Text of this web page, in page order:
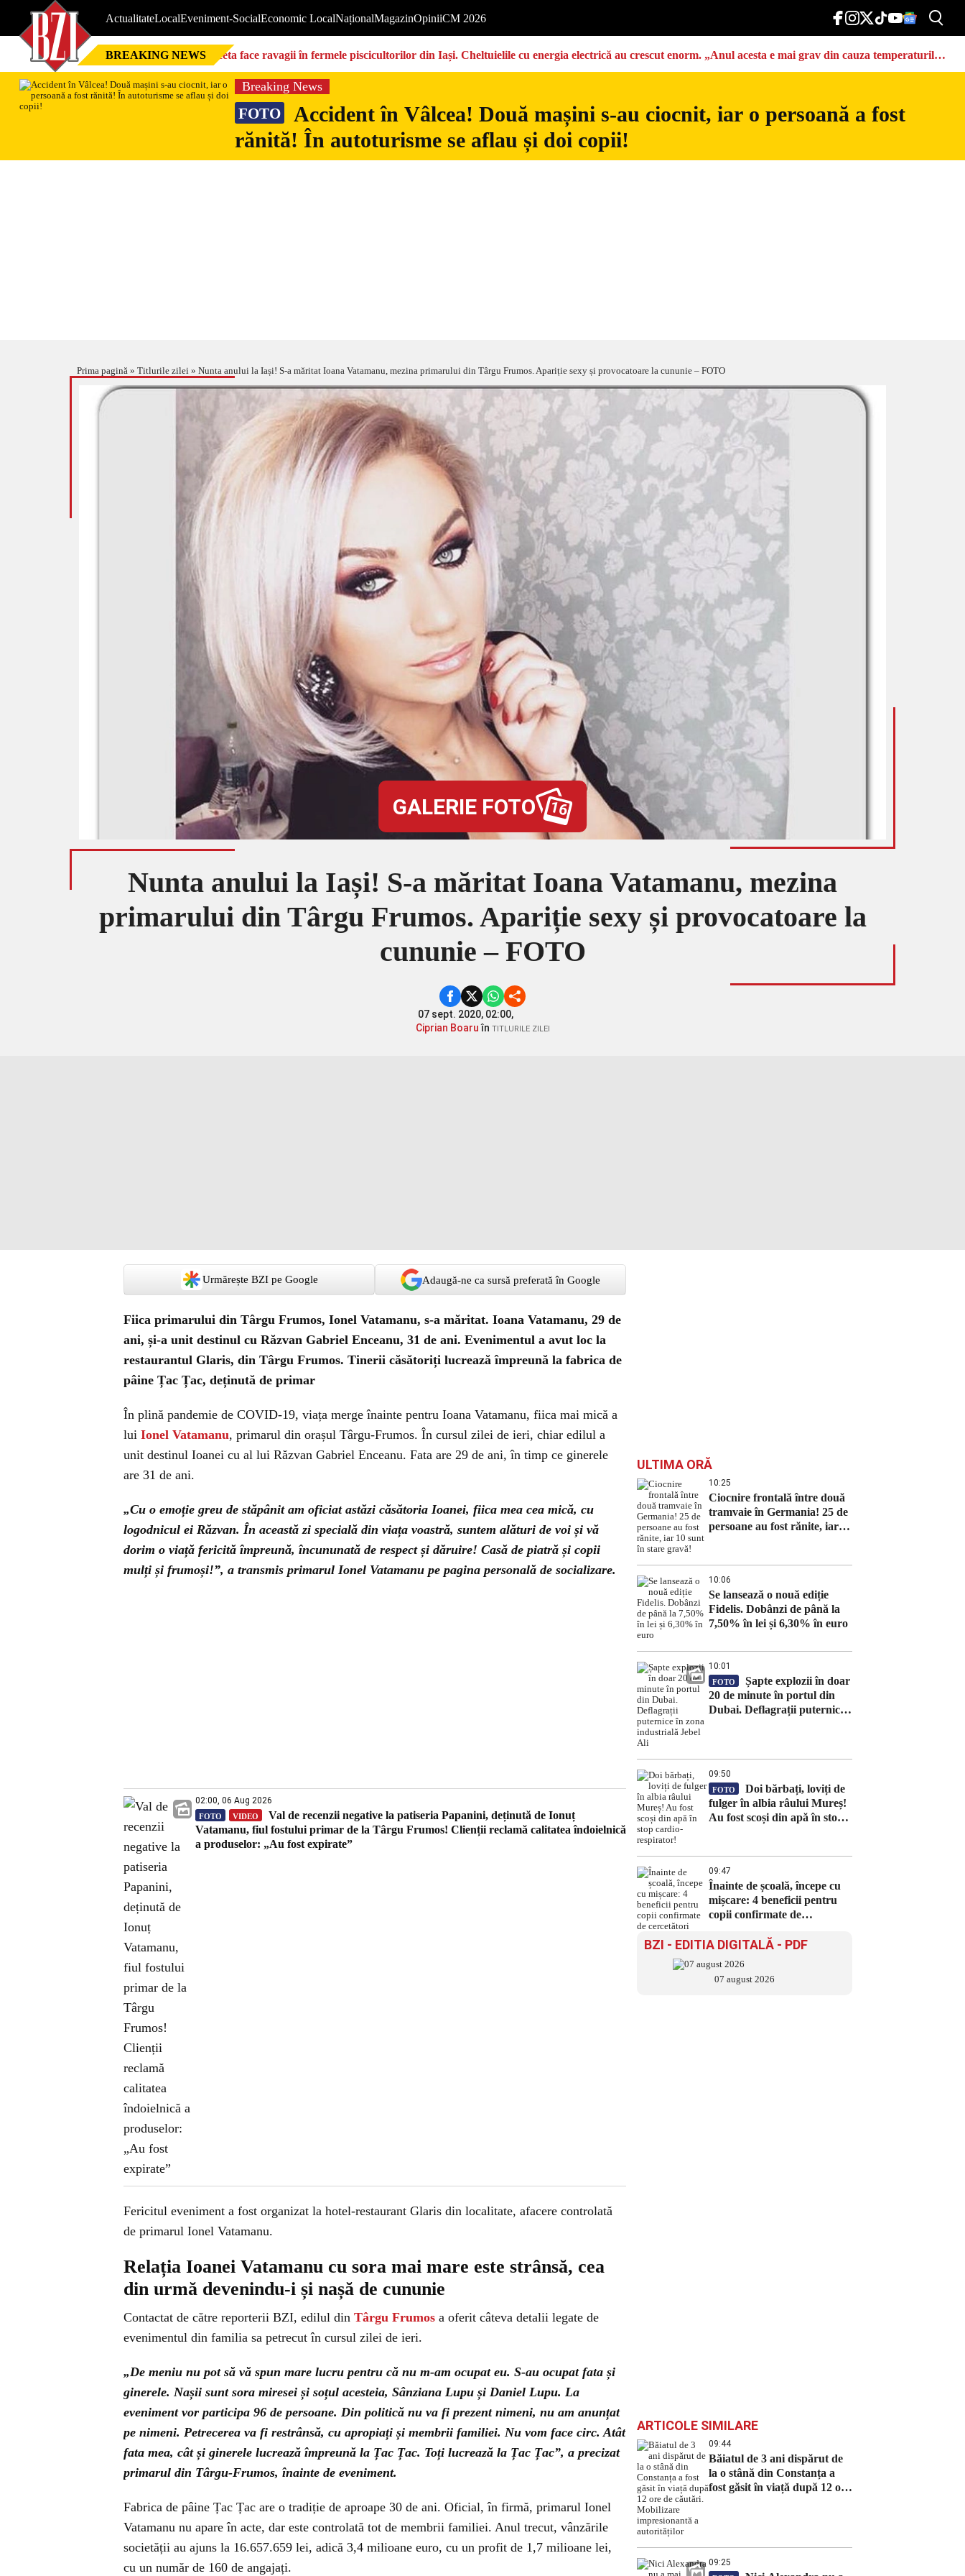
ActualitateLocalEveniment-SocialEconomic LocalNaționalMagazinOpiniiCM 2026
BREAKING NEWS Seceta face ravagii în fermele piscicultorilor din Iași. Cheltuielile cu energia electrică au crescut enorm. „Anul acesta e mai grav din cauza temperaturilor
foarte mari”
Breaking News
FOTO
Accident în Vâlcea! Două mașini s-au ciocnit, iar o persoană a fost
rănită! În autoturisme se aflau și doi copii!
Prima pagină » Titlurile zilei » Nunta anului la Iași! S-a măritat Ioana Vatamanu, mezina primarului din Târgu Frumos. Apariție sexy și provocatoare la cununie – FOTO
GALERIE FOTO 16
Nunta anului la Iași! S-a măritat Ioana Vatamanu, mezina
primarului din Târgu Frumos. Apariție sexy și provocatoare la
cununie – FOTO
07 sept. 2020, 02:00,
Ciprian Boaruîn TITLURILE ZILEI
Urmărește BZI pe Google Adaugă-ne ca sursă preferată în Google
Fiica primarului din Târgu Frumos, Ionel Vatamanu, s-a măritat. Ioana Vatamanu, 29 de
ani, și-a unit destinul cu Răzvan Gabriel Enceanu, 31 de ani. Evenimentul a avut loc la
restaurantul Glaris, din Târgu Frumos. Tinerii căsătoriți lucrează împreună la fabrica de
pâine Țac Țac, deținută de primar
În plină pandemie de COVID-19, viața merge înainte pentru Ioana Vatamanu, fiica mai mică a
lui Ionel Vatamanu, primarul din orașul Târgu-Frumos. În cursul zilei de ieri, chiar edilul a
unit destinul Ioanei cu al lui Răzvan Gabriel Enceanu. Fata are 29 de ani, în timp ce ginerele
are 31 de ani.
„Cu o emoție greu de stăpânit am oficiat astăzi căsătoria Ioanei, fiica mea cea mică, cu
logodnicul ei Răzvan. În această zi specială din viața voastră, suntem alături de voi și vă
dorim o viață fericită împreună, încununată de respect și dăruire! Casă de piatră și copii
mulți și frumoși!”, a transmis primarul Ionel Vatamanu pe pagina personală de socializare.
02:00, 06 Aug 2026
FOTO VIDEO
Val de recenzii negative la patiseria Papanini, deținută de Ionuț
Vatamanu, fiul fostului primar de la Târgu Frumos! Clienții reclamă calitatea îndoielnică
a produselor: „Au fost expirate”
Fericitul eveniment a fost organizat la hotel-restaurant Glaris din localitate, afacere controlată
de primarul Ionel Vatamanu.
Relația Ioanei Vatamanu cu sora mai mare este strânsă, cea
din urmă devenindu-i și nașă de cununie
Contactat de către reporterii BZI, edilul din Târgu Frumos a oferit câteva detalii legate de
evenimentul din familia sa petrecut în cursul zilei de ieri.
„De meniu nu pot să vă spun mare lucru pentru că nu m-am ocupat eu. S-au ocupat fata și
ginerele. Nașii sunt sora miresei și soțul acesteia, Sânziana Lupu și Daniel Lupu. La
eveniment vor participa 96 de persoane. Din politică nu va fi prezent nimeni, nu am anunțat
pe nimeni. Petrecerea va fi restrânsă, cu apropiați și membrii familiei. Nu vom face circ. Atât
fata mea, cât și ginerele lucrează împreună la Țac Țac. Toți lucrează la Țac Țac”, a precizat
primarul din Târgu-Frumos, înainte de eveniment.
Fabrica de pâine Țac Țac are o tradiție de aproape 30 de ani. Oficial, în firmă, primarul Ionel
Vatamanu nu apare în acte, dar este controlată tot de membrii familiei. Anul trecut, vânzările
societății au ajuns la 16.657.659 lei, adică 3,4 milioane euro, cu un profit de 1,7 milioane lei,
cu un număr de 160 de angajați.
ULTIMA ORĂ
10:25
Ciocnire frontală între două
tramvaie în Germania! 25 de
persoane au fost rănite, iar
10:06
Se lansează o nouă ediție
Fidelis. Dobânzi de până la
7,50% în lei și 6,30% în euro
10:01
FOTO
Șapte explozii în doar
20 de minute în portul din
Dubai. Deflagrații puternice
09:50
FOTO
Doi bărbați, loviți de
fulger în albia râului Mureș!
Au fost scoși din apă în stop
09:47
Înainte de școală, începe cu
mișcare: 4 beneficii pentru
copii confirmate de
BZI - EDITIA DIGITALĂ - PDF
07 august 2026
ARTICOLE SIMILARE
09:44
Băiatul de 3 ani dispărut de
la o stână din Constanța a
fost găsit în viață după 12 ore
09:25